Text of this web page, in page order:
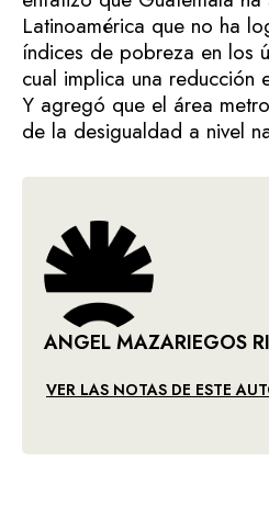
Latinoamérica que no ha
índices de pobreza en los
cual implica una reducción
Y agregó que el área
de la desigualdad a nivel
ANGEL MAZARIEGOS
VER LAS NOTAS DE ESTE